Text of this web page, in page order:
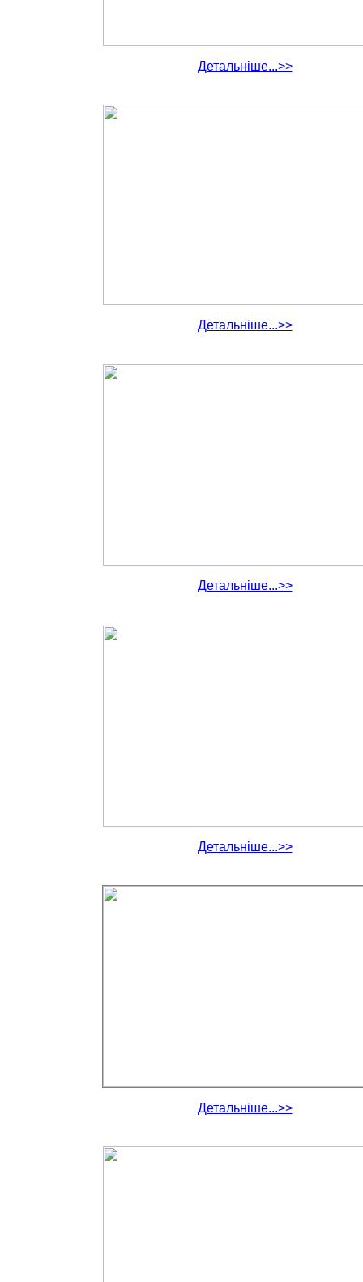
Детальніше...>>
Детальніше...>>
Детальніше...>>
Детальніше...>>
Детальніше...>>